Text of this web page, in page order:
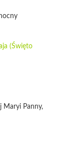
(Święto
Maryi Panny,